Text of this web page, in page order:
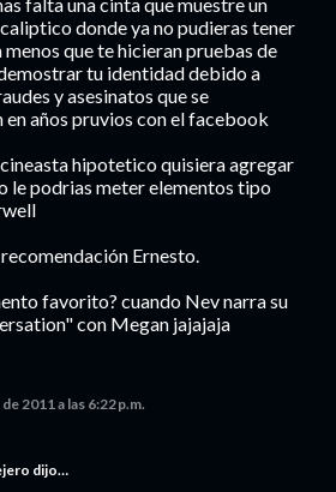
donde ya no pudieras tener
que te hicieran pruebas de
tu identidad debido a
y asesinatos que se
años pruvios con el facebook
hipotetico quisiera agregar
le podrias meter elementos tipo
Ernesto.
favorito? cuando Nev narra su
con Megan jajajaja
2011 a las 6:22 p.m.
dijo…